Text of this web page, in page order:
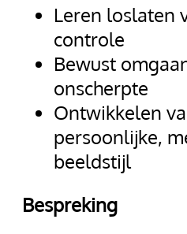
Leren loslaten
controle
Bewust
onscherpte
Ontwikkelen
persoonlijke,
beeldstijl
Bespreking